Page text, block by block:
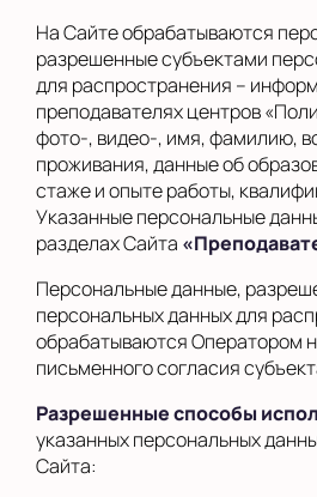
На Сайте обрабатываются
разрешенные субъектами
для распространения –
преподавателях центров
фото-, видео-, имя, фамилию,
проживания, данные об
стаже и опыте работы,
Указанные персональные
разделах Сайта
Персональные данные,
персональных данных для
обрабатываются Оператором
письменного согласия
Разрешенные способы
указанных персональных
Сайта: